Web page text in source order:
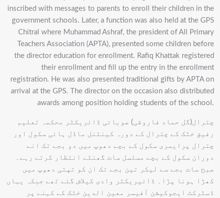
inscribed with messages to parents to enroll their children in the
government schools. Later, a function was also held at the GPS
Chitral where Muhammad Ashraf, the president of All Primary
Teachers Association (APTA), presented some children before
the director education for enrollment. Rafiq Khattak registered
their enrollment and fill up the entry in the enrollment
registration. He was also presented traditional gifts by APTA on
arrival at the GPS. The director on the occasion also distributed
awards among position holding students of the school.
چترال(گل حماد فاروقی) صوبائی ڈائریکٹر محکمہ تعلیم
رفیق خٹک کے چترال کے دورہ کینٹنل ماڈل ہائی سکول اور
چترال پرایمری سکول کے بچے دھوپ میں دو بجے تک انے
دوران سکول کے بچے مسلسل سات گھنٹے انتظار کرتے رہے۔
صبح سات بجے سے لیکر تین بجے تک ان کو تپتی دھوپ میں
کھڑا ہونا پڑا۔ ڈائیریکٹر وادی کیلاش گئے تھے جبکہ یہاں
ڈسٹرکٹ ایجوکیشن آفیسر معین الدین خٹک کے کہنے پر